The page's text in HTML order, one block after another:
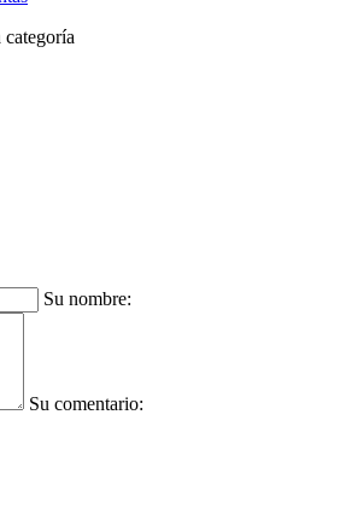
categoría
Su nombre:
Su comentario: